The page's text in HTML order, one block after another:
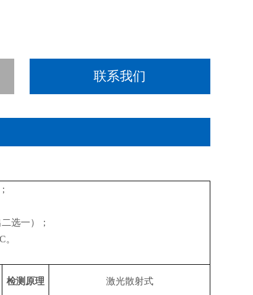
联系我们
选一）；
检测原理 激光散射式